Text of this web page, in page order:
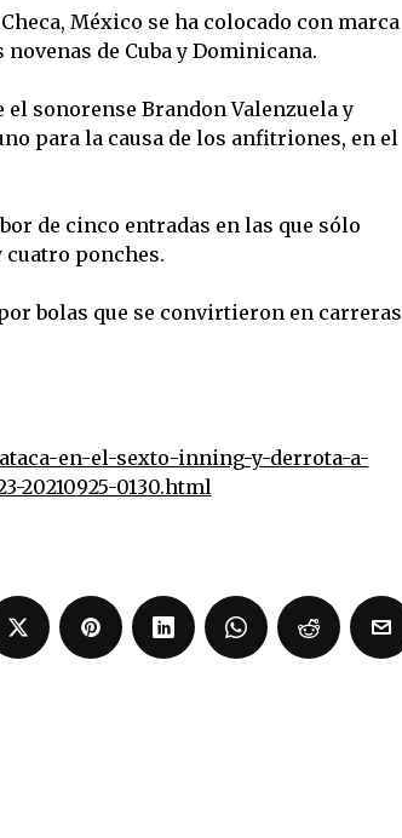
México se ha colocado con marca
de Cuba y Dominicana.
sonorense Brandon Valenzuela y
para la causa de los anfitriones, en el
de cinco entradas en las que sólo
cuatro ponches.
bolas que se convirtieron en carreras
en-el-sexto-inning-y-derrota-a-
20210925-0130.html